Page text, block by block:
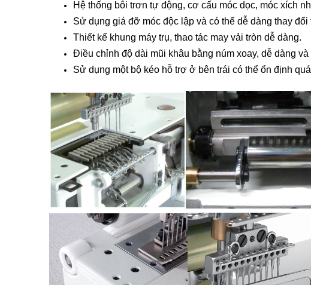
Hệ thống bôi trơn tự động, cơ cấu móc dọc, móc xích
Sử dụng giá đỡ móc độc lập và có thể dễ dàng thay
Thiết kế khung máy trụ, thao tác may vải tròn dễ dàng.
Điều chỉnh độ dài mũi khâu bằng núm xoay, dễ dàng và
Sử dụng một bộ kéo hỗ trợ ở bên trái có thể ổn định